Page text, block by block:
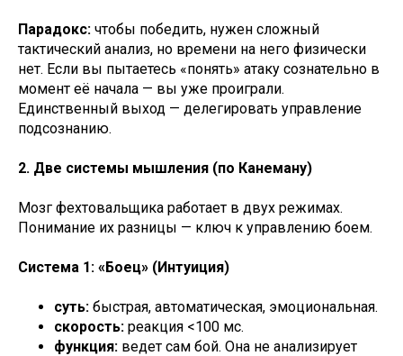
Парадокс: чтобы победить, нужен сложный
тактический анализ, но времени на него физически
нет. Если вы пытаетесь «понять» атаку сознательно в
момент её начала — вы уже проиграли.
Единственный выход — делегировать управление
подсознанию.
2. Две системы мышления (по Канеману)
Мозг фехтовальщика работает в двух режимах.
Понимание их разницы — ключ к управлению боем.
Система 1: «Боец» (Интуиция)
суть: быстрая, автоматическая, эмоциональная.
скорость: реакция <100 мс.
функция: ведет сам бой. Она не анализирует